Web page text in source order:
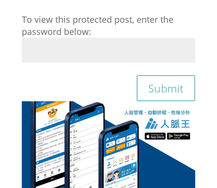
To view this protected post, enter the
password below:
Submit